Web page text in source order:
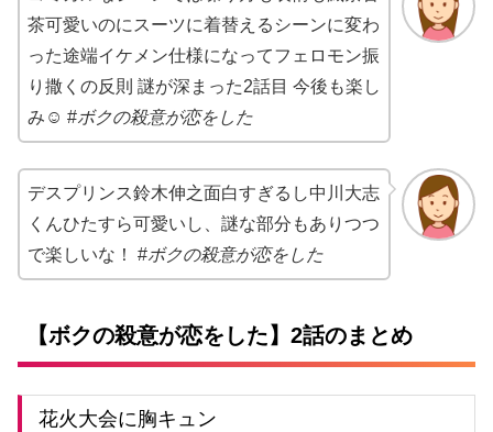
茶可愛いのにスーツに着替えるシーンに変わ
った途端イケメン仕様になってフェロモン振
り撒くの反則 謎が深まった2話目 今後も楽し
み☺️ #ボクの殺意が恋をした
デスプリンス鈴木伸之面白すぎるし中川大志
くんひたすら可愛いし、謎な部分もありつつ
で楽しいな！ #ボクの殺意が恋をした
【ボクの殺意が恋をした】2話のまとめ
花火大会に胸キュン